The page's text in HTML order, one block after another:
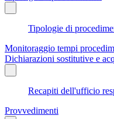
Tipologie di
Monitoraggio tempi
Dichiarazioni sostitutive e
Recapiti dell'ufficio
Provvedimenti